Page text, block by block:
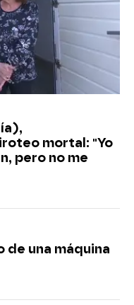
mortal: "Yo
pero no me
de una máquina